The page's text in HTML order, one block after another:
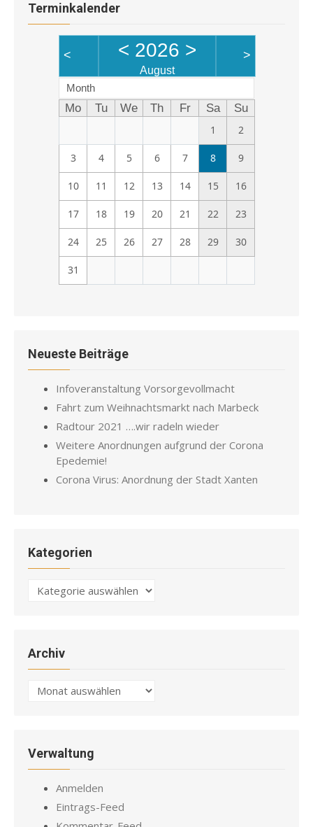
Terminkalender
< < 2026 >
August
>
Month
Mo Tu We Th Fr Sa
Su
1
2
3 4 5 6 7 8 9
10 11 12 13 14 15 16
17 18 19 20 21 22 23
24 25 26 27 28 29 30
31
Neueste Beiträge
Infoveranstaltung Vorsorgevollmacht
Fahrt zum Weihnachtsmarkt nach Marbeck
Radtour 2021 ….wir radeln wieder
Weitere Anordnungen aufgrund der Corona
Epedemie!
Corona Virus: Anordnung der Stadt Xanten
Kategorien
Kategorien
Archiv
Archiv
Verwaltung
Anmelden
Eintrags-Feed